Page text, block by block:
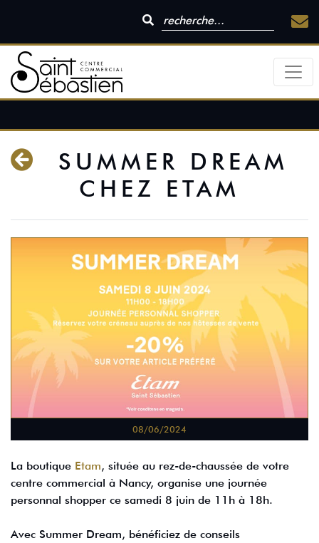
SUMMER DREAM
CHEZ ETAM
08/06/2024
La boutique Etam, située au rez-de-chaussée de votre
centre commercial à Nancy, organise une journée
personnal shopper ce samedi 8 juin de 11h à 18h.
Avec Summer Dream, bénéficiez de conseils